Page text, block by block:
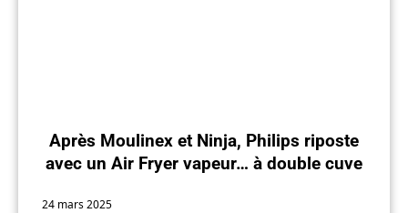
Après Moulinex et Ninja, Philips riposte
avec un Air Fryer vapeur… à double cuve
24 mars 2025